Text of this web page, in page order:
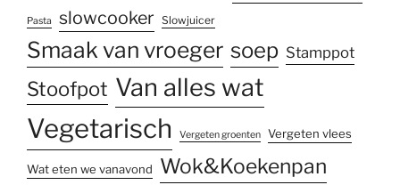
Pasta slowcooker Slowjuicer
Smaak van vroeger soep Stamppot
Stoofpot Van alles wat
Vegetarisch Vergeten groenten Vergeten vlees
Wat eten we vanavond Wok&Koekenpan